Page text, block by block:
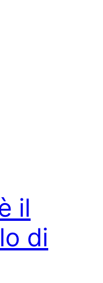
il
di